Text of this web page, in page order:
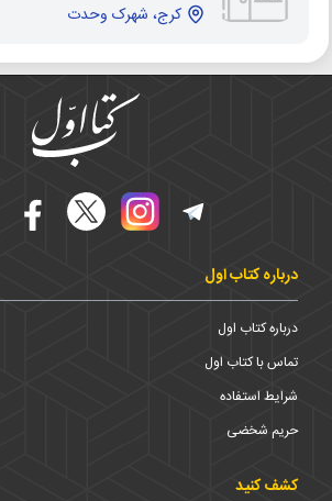
کرج، شهرک وحدت
درباره کتاب اول
درباره کتاب اول
تماس با کتاب اول
شرایط استفاده
حریم شخضی
کشف کنید